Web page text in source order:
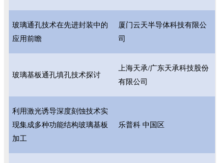
玻璃通孔技术在先进封装中的
应用前瞻
厦门云天半导体科技有限公
司
玻璃基板通孔填孔技术探讨
上海天承/广东天承科技股份
有限公司
利用激光诱导深度刻蚀技术实
现集成多种功能结构玻璃基板
加工
乐普科 中国区